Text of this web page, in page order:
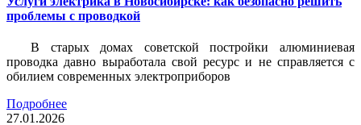
проблемы с проводкой
В старых домах советской постройки алюминиевая
проводка давно выработала свой ресурс и не справляется с
обилием современных электроприборов
Подробнее
27.01.2026